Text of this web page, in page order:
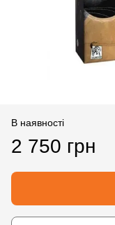
В наявності
2 750 грн